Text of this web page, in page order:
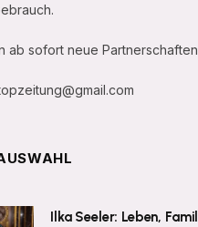
ab sofort neue
Ilka Seeler: Leben,